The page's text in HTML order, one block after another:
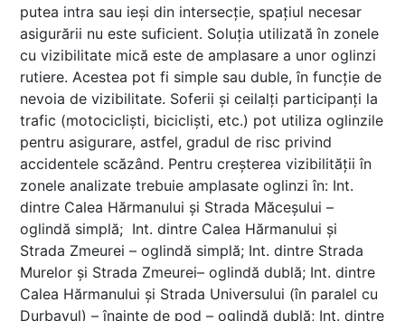
putea intra sau ieși din intersecție, spațiul necesar
asigurării nu este suficient. Soluția utilizată în zonele
cu vizibilitate mică este de amplasare a unor oglinzi
rutiere. Acestea pot fi simple sau duble, în funcție de
nevoia de vizibilitate. Soferii și ceilalți participanți la
trafic (motocicliști, bicicliști, etc.) pot utiliza oglinzile
pentru asigurare, astfel, gradul de risc privind
accidentele scăzând. Pentru creșterea vizibilității în
zonele analizate trebuie amplasate oglinzi în: Int.
dintre Calea Hărmanului și Strada Măceșului –
oglindă simplă; Int. dintre Calea Hărmanului și
Strada Zmeurei – oglindă simplă; Int. dintre Strada
Murelor și Strada Zmeurei– oglindă dublă; Int. dintre
Calea Hărmanului și Strada Universului (în paralel cu
Durbavul) – înainte de pod – oglindă dublă; Int. dintre